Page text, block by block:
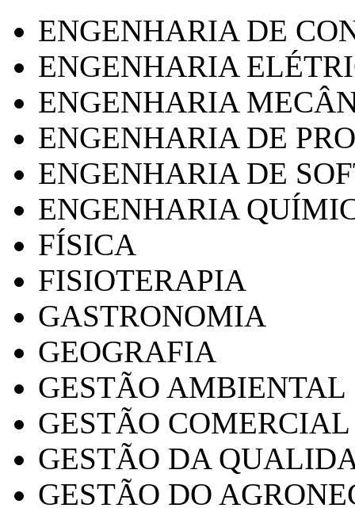
ENGENHARIA DE
ENGENHARIA
ENGENHARIA
ENGENHARIA DE
ENGENHARIA DE
ENGENHARIA
FÍSICA
FISIOTERAPIA
GASTRONOMIA
GEOGRAFIA
GESTÃO AMBIENTAL
GESTÃO COMERCIAL
GESTÃO DA
GESTÃO DO